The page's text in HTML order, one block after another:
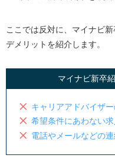
ここでは反対に、マイナビ
デメリットを紹介します。
マイナビ新卒
キャリアアドバイザ
希望条件にあわない
電話やメールなどの